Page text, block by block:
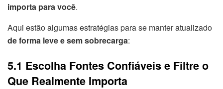
importa para você.
Aqui estão algumas estratégias para se manter atualizado
de forma leve e sem sobrecarga:
5.1 Escolha Fontes Confiáveis e Filtre o
Que Realmente Importa